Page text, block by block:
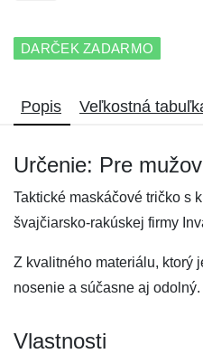
DARČEK ZADARMO
Popis Veľkostná
Určenie: Pre mužov
Taktické maskáčové tričko s
švajčiarsko-rakúskej firmy
Z kvalitného materiálu, ktorý
nosenie a súčasne aj odolný.
Vlastnosti